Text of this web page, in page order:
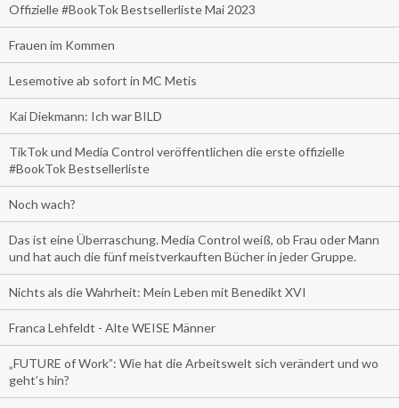
Offizielle #BookTok Bestsellerliste Mai 2023
Frauen im Kommen
Lesemotive ab sofort in MC Metis
Kai Diekmann: Ich war BILD
TikTok und Media Control veröffentlichen die erste offizielle
#BookTok Bestsellerliste
Noch wach?
Das ist eine Überraschung. Media Control weiß, ob Frau oder Mann
und hat auch die fünf meistverkauften Bücher in jeder Gruppe.
Nichts als die Wahrheit: Mein Leben mit Benedikt XVI
Franca Lehfeldt - Alte WEISE Männer
„FUTURE of Work”: Wie hat die Arbeitswelt sich verändert und wo
geht’s hin?